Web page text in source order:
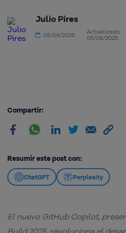
Julio Pires
05/06/2025
Actualizado
05/06/2025
Compartir:
Resumir este post con:
ChatGPT Perplexity
El nuevo GitHub Copilot,